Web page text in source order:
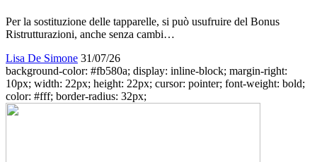
Per la sostituzione delle tapparelle, si può usufruire del Bonus
Ristrutturazioni, anche senza cambi…
Lisa De Simone 31/07/26
background-color: #fb580a; display: inline-block; margin-right:
10px; width: 22px; height: 22px; cursor: pointer; font-weight: bold;
color: #fff; border-radius: 32px;